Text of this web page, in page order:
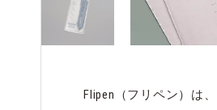
Flipen（フリペン）は